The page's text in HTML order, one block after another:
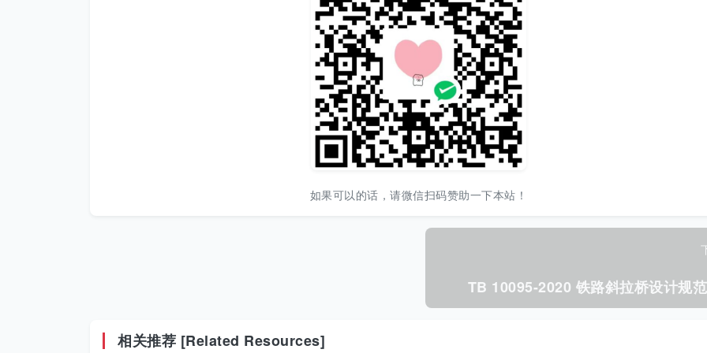
如果可以的话，请微信扫码赞助一下本站！
TB 10095-2020 铁路斜拉桥设计规
相关推荐 [Related Resources]